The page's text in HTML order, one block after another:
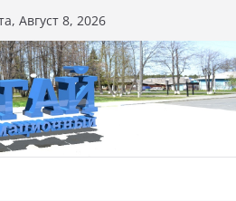
Август 8, 2026